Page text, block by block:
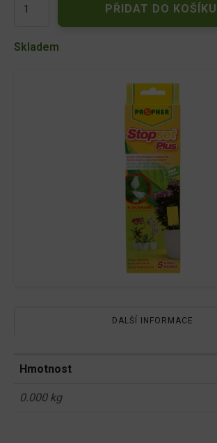
Plus
žluto-
PŘIDAT DO KOŠÍKU
Skladem
DALŠÍ INFORMACE
Hmotnost
0.000 kg